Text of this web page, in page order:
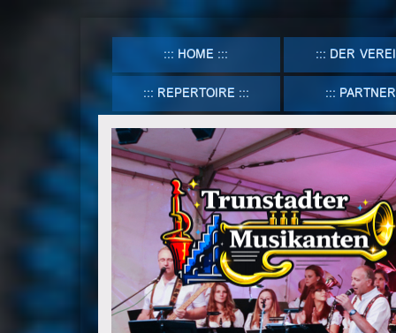
HOME DER
REPERTOIRE PARTNER